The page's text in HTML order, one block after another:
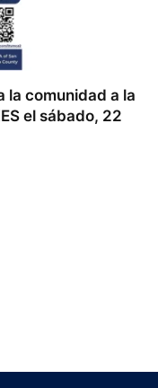
la comunidad a la
el sábado, 22